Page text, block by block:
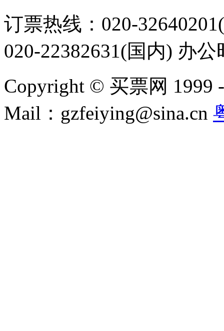
订票热线：020-
020-22382631(国内) 办
Copyright © 买票网 1999
Mail：gzfeiying@sina.cn